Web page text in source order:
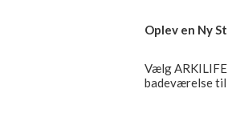
Oplev en Ny
Vælg
badeværelse til